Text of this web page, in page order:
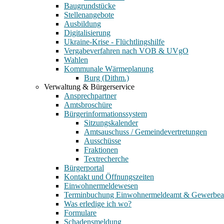
Baugrundstücke
Stellenangebote
Ausbildung
Digitalisierung
Ukraine-Krise - Flüchtlingshilfe
Vergabeverfahren nach VOB & UVgO
Wahlen
Kommunale Wärmeplanung
Burg (Dithm.)
Verwaltung & Bürgerservice
Ansprechpartner
Amtsbroschüre
Bürgerinformationssystem
Sitzungskalender
Amtsauschuss / Gemeindevertretungen
Ausschüsse
Fraktionen
Textrecherche
Bürgerportal
Kontakt und Öffnungszeiten
Einwohnermeldewesen
Terminbuchung Einwohnermeldeamt &
Was erledige ich wo?
Formulare
Schadensmeldung